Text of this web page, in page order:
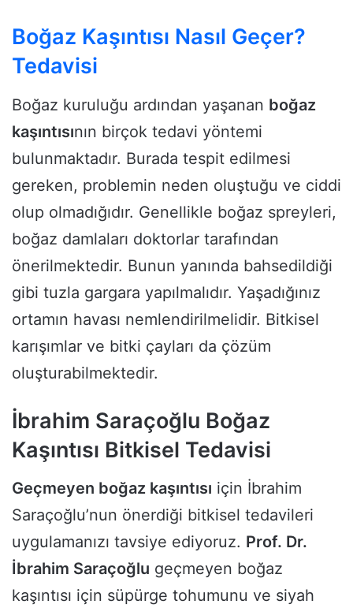
Boğaz Kaşıntısı Nasıl Geçer?
Tedavisi
Boğaz kuruluğu ardından yaşanan boğaz
kaşıntısının birçok tedavi yöntemi
bulunmaktadır. Burada tespit edilmesi
gereken, problemin neden oluştuğu ve ciddi
olup olmadığıdır. Genellikle boğaz spreyleri,
boğaz damlaları doktorlar tarafından
önerilmektedir. Bunun yanında bahsedildiği
gibi tuzla gargara yapılmalıdır. Yaşadığınız
ortamın havası nemlendirilmelidir. Bitkisel
karışımlar ve bitki çayları da çözüm
oluşturabilmektedir.
İbrahim Saraçoğlu Boğaz
Kaşıntısı Bitkisel Tedavisi
Geçmeyen boğaz kaşıntısı için İbrahim
Saraçoğlu’nun önerdiği bitkisel tedavileri
uygulamanızı tavsiye ediyoruz. Prof. Dr.
İbrahim Saraçoğlu geçmeyen boğaz
kaşıntısı için süpürge tohumunu ve siyah